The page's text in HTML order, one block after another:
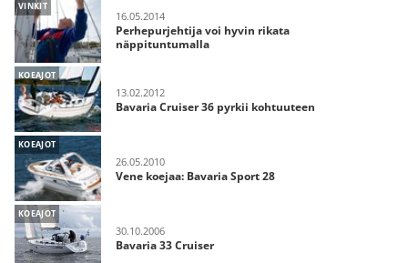
VINKIT
16.05.2014
Perhepurjehtija voi hyvin rikata
näppituntumalla
KOEAJOT
13.02.2012
Bavaria Cruiser 36 pyrkii kohtuuteen
KOEAJOT
26.05.2010
Vene koejaa: Bavaria Sport 28
KOEAJOT
30.10.2006
Bavaria 33 Cruiser